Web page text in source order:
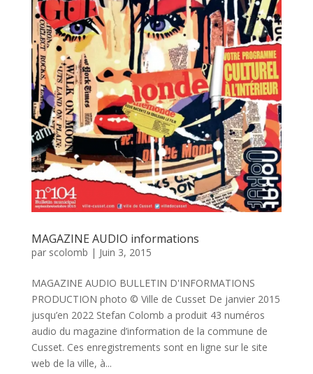
MAGAZINE AUDIO informations
par scolomb | Juin 3, 2015
MAGAZINE AUDIO BULLETIN D'INFORMATIONS
PRODUCTION photo © Ville de Cusset De janvier 2015
jusqu’en 2022 Stefan Colomb a produit 43 numéros
audio du magazine d’information de la commune de
Cusset. Ces enregistrements sont en ligne sur le site
web de la ville, à...